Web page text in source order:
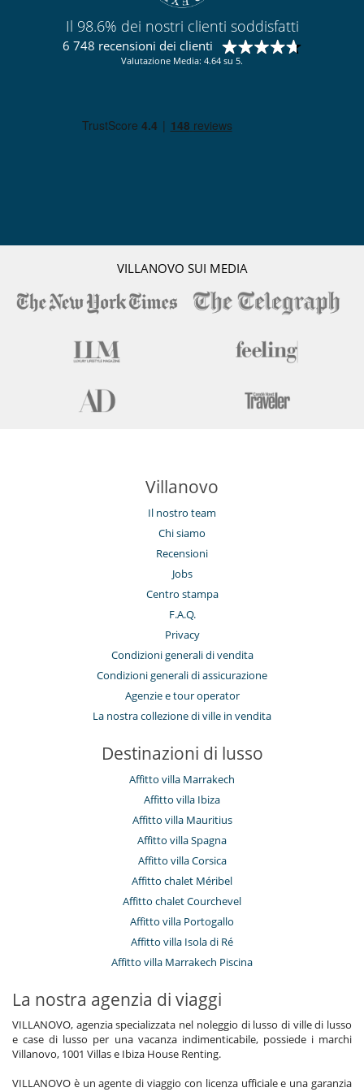
Personale
Donna delle pulizie
Accesso diretto alla spiaggia
Il 98.6% dei nostri clienti soddisfatti
6 748 recensioni dei clienti
Valutazione Media: 4.64 su 5.
VILLANOVO SUI MEDIA
Villanovo
Il nostro team
Chi siamo
Recensioni
Jobs
Centro stampa
F.A.Q.
Privacy
Condizioni generali di vendita
Condizioni generali di assicurazione
Agenzie e tour operator
La nostra collezione di ville in vendita
Destinazioni di lusso
Affitto villa Marrakech
Affitto villa Ibiza
Affitto villa Mauritius
Affitto villa Spagna
Affitto villa Corsica
Affitto chalet Méribel
Affitto chalet Courchevel
Affitto villa Portogallo
Affitto villa Isola di Ré
Affitto villa Marrakech Piscina
La nostra agenzia di viaggi
VILLANOVO, agenzia specializzata nel noleggio di lusso di ville di lusso
e case di lusso per una vacanza indimenticabile, possiede i marchi
Villanovo, 1001 Villas e Ibiza House Renting.
VILLANOVO è un agente di viaggio con licenza ufficiale e una garanzia